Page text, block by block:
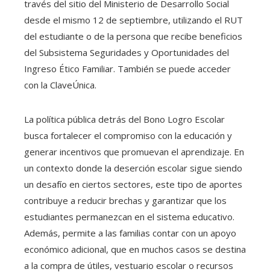
través del sitio del Ministerio de Desarrollo Social
desde el mismo 12 de septiembre, utilizando el RUT
del estudiante o de la persona que recibe beneficios
del Subsistema Seguridades y Oportunidades del
Ingreso Ético Familiar. También se puede acceder
con la ClaveÚnica.
La política pública detrás del Bono Logro Escolar
busca fortalecer el compromiso con la educación y
generar incentivos que promuevan el aprendizaje. En
un contexto donde la deserción escolar sigue siendo
un desafío en ciertos sectores, este tipo de aportes
contribuye a reducir brechas y garantizar que los
estudiantes permanezcan en el sistema educativo.
Además, permite a las familias contar con un apoyo
económico adicional, que en muchos casos se destina
a la compra de útiles, vestuario escolar o recursos